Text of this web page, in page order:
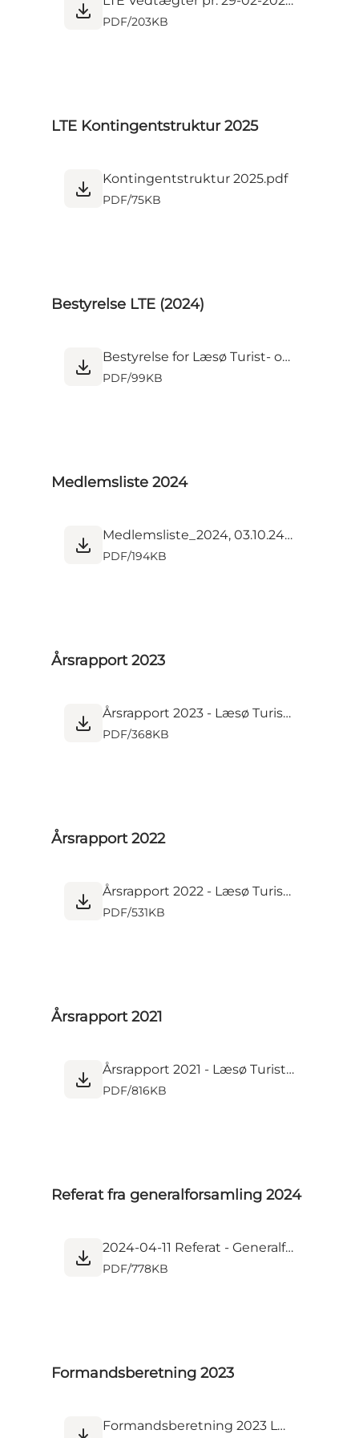
PDF/203KB
LTE Kontingentstruktur 2025
Kontingentstruktur 2025.pdf
PDF/75KB
Bestyrelse LTE (2024)
Bestyrelse for Læsø Turist- og Erhverv 2024.pdf
PDF/99KB
Medlemsliste 2024
Medlemsliste_2024, 03.10.24 .pdf
PDF/194KB
Årsrapport 2023
Årsrapport 2023 - Læsø Turist- og Erhvervskontor.pdf
PDF/368KB
Årsrapport 2022
Årsrapport 2022 - Læsø Turist- og Erhvervskontor.pdf
PDF/531KB
Årsrapport 2021
Årsrapport 2021 - Læsø Turist- og Erhvervskontor.pdf
PDF/816KB
Referat fra generalforsamling 2024
2024-04-11 Referat - Generalforsamling 2024.pdf
PDF/778KB
Formandsberetning 2023
Formandsberetning 2023 Læsø Turist og Erhvervsforening.pdf